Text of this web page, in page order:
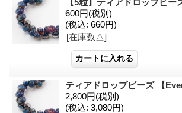
600円(税別)
(税込: 660円)
[在庫数△]
ティアドロップビーズ 【
2,800円(税別)
(税込: 3,080円)